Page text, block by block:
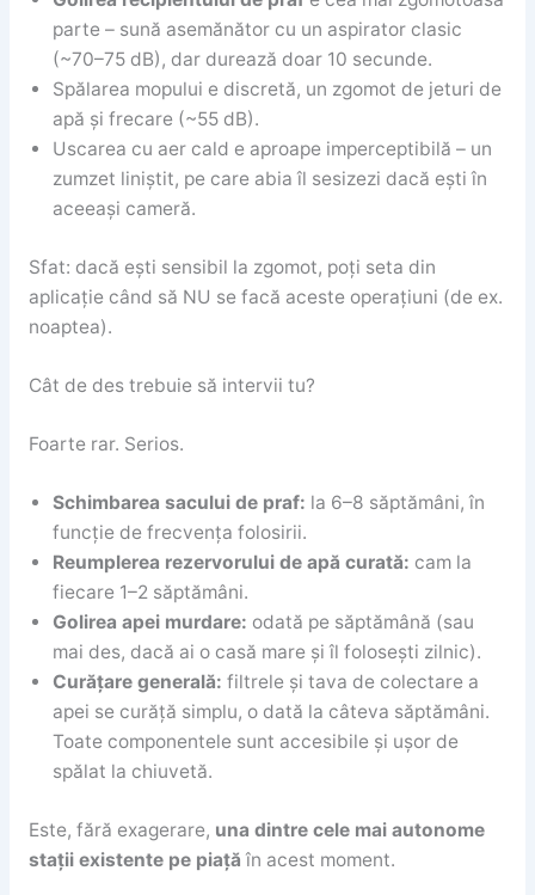
parte – sună asemănător cu un aspirator clasic
(~70–75 dB), dar durează doar 10 secunde.
Spălarea mopului e discretă, un zgomot de jeturi de
apă și frecare (~55 dB).
Uscarea cu aer cald e aproape imperceptibilă – un
zumzet liniștit, pe care abia îl sesizezi dacă ești în
aceeași cameră.
Sfat: dacă ești sensibil la zgomot, poți seta din
aplicație când să NU se facă aceste operațiuni (de ex.
noaptea).
Cât de des trebuie să intervii tu?
Foarte rar. Serios.
Schimbarea sacului de praf: la 6–8 săptămâni, în
funcție de frecvența folosirii.
Reumplerea rezervorului de apă curată: cam la
fiecare 1–2 săptămâni.
Golirea apei murdare: odată pe săptămână (sau
mai des, dacă ai o casă mare și îl folosești zilnic).
Curățare generală: filtrele și tava de colectare a
apei se curăță simplu, o dată la câteva săptămâni.
Toate componentele sunt accesibile și ușor de
spălat la chiuvetă.
Este, fără exagerare, una dintre cele mai autonome
stații existente pe piață în acest moment.